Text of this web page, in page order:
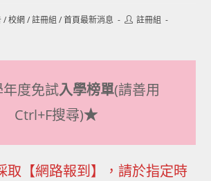
/ 校網 / 註冊組 / 首頁最新消息
Post註冊組
度免試入學榜單(請善用
Ctrl+F搜尋)★
取【網路報到】，請於指定時